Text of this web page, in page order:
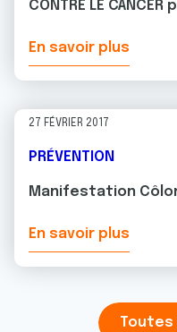
CONTRE LE
En savoir plus
27 FÉVRIER 2017
PRÉVENTION
Manifestation
En savoir plus